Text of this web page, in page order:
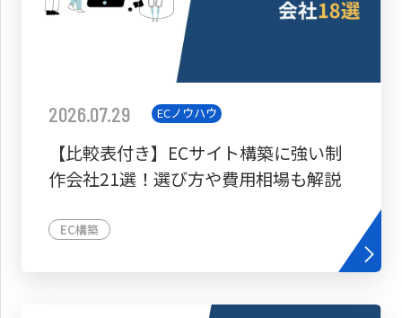
2026.07.29 ECノウハウ
【比較表付き】ECサイト構築に強い制
作会社21選！選び方や費用相場も解説
EC構築